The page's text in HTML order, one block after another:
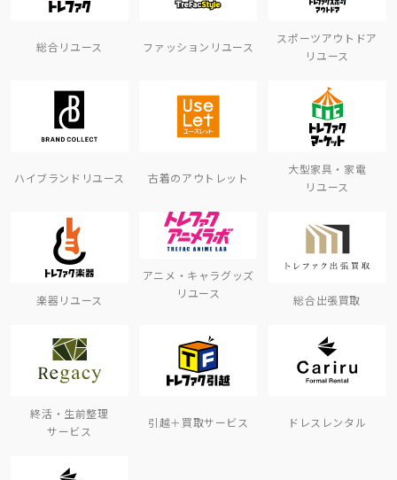
総合リユース ファッションリユース
スポーツアウトドア
リユース
ハイブランドリユース 古着のアウトレット
大型家具・家電
リユース
楽器リユース
アニメ・キャラグッズ
リユース
総合出張買取
終活・生前整理
サービス
引越＋買取サービス ドレスレンタル